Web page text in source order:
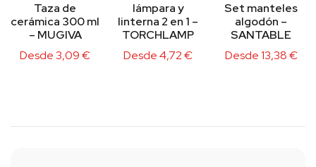
Taza de
cerámica 300 ml
– MUGIVA
Desde3,09€
lámpara y
linterna 2 en 1 –
TORCHLAMP
Desde4,72€
Set manteles
algodón –
SANTABLE
Desde13,38€